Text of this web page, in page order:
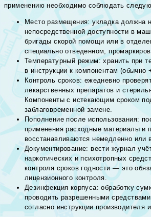
применению необходимо соблюдать
Место размещения: укладка должна
непосредственной доступности в
бригады скорой помощи или в
специально отведенном,
Температурный режим: хранить при
в инструкции к компонентам (обычно
Контроль сроков: ежедневно
лекарственных препаратов и
Компоненты с истекающим сроком
заблаговременной замене.
Пополнение после использования:
применения расходные материалы и
восстанавливаются немедленно или
Документирование: вести журнал
наркотических и психотропных
контроля сроков годности — это
лицензионного контроля.
Дезинфекция корпуса: обработку
проводить разрешенными
согласно инструкции производителя